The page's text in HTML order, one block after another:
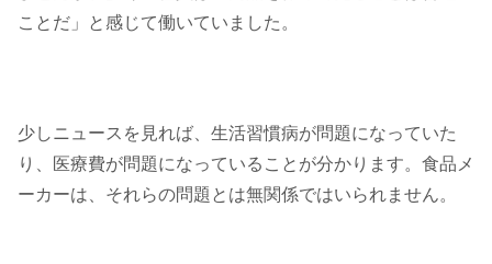
ことだ」と感じて働いていました。
少しニュースを見れば、生活習慣病が問題になっていた
り、医療費が問題になっていることが分かります。食品メ
ーカーは、それらの問題とは無関係ではいられません。